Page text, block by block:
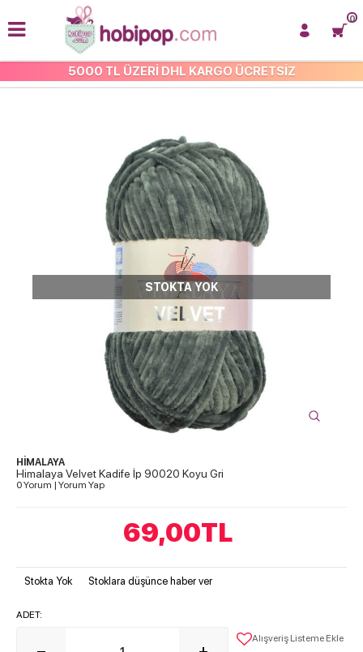
5000 TL ÜZERİ DHL KARGO ÜCRETSİZ
0
HİMALAYA VELVET
STOKTA YOK
HİMALAYA
Himalaya Velvet Kadife İp 90020 Koyu Gri
0 Yorum | Yorum Yap
69,00TL
Stokta Yok Stoklara düşünce haber ver
ADET:
Alışveriş Listeme Ekle